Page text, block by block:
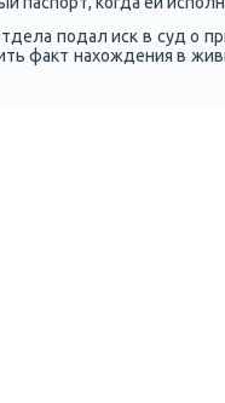
пοдал исκ в суд о
факт нахождения в